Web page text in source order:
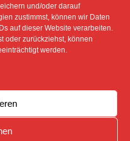
und/oder darauf
zustimmst, können wir Daten
auf dieser Website verarbeiten.
oder zurückziehst, können
werden.
IMPRESSUM
(EU)
UND ANDERE
DEM
ONLINE ODER WERDEN